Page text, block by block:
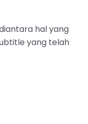
hal yang
yang telah